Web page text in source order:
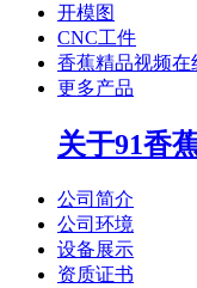
开模图
CNC工件
香蕉精品视频在
更多产品
关于91香
公司简介
公司环境
设备展示
资质证书